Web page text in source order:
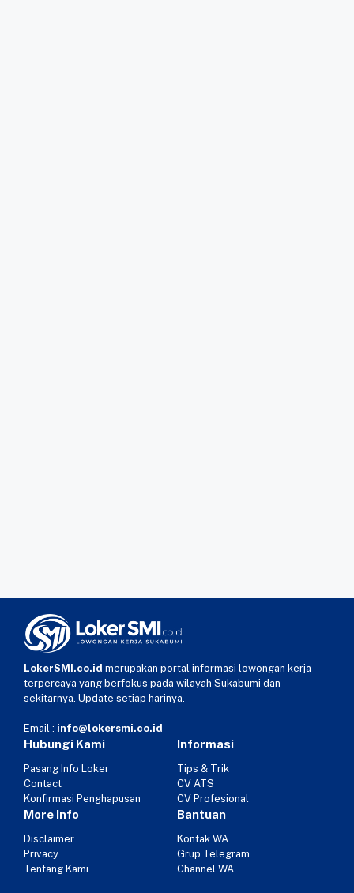
LokerSMI.co.id merupakan portal informasi lowongan kerja
terpercaya yang berfokus pada wilayah Sukabumi dan
sekitarnya. Update setiap harinya.
Email : info@lokersmi.co.id
Hubungi Kami
Pasang Info Loker
Contact
Konfirmasi Penghapusan
Informasi
Tips & Trik
CV ATS
CV Profesional
More Info
Disclaimer
Privacy
Tentang Kami
Bantuan
Kontak WA
Grup Telegram
Channel WA